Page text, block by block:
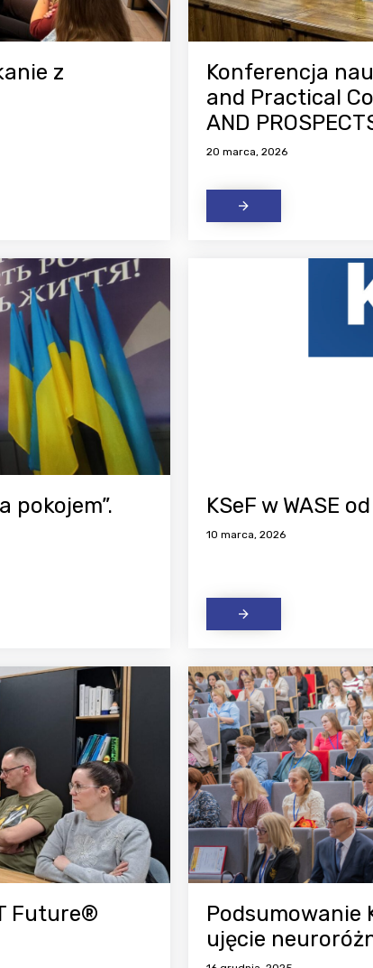
z
Konferencja
and Practical
AND
20 marca, 2026
pokojem”.
KSeF w WASE
10 marca, 2026
Future®
Podsumowanie
ujęcie